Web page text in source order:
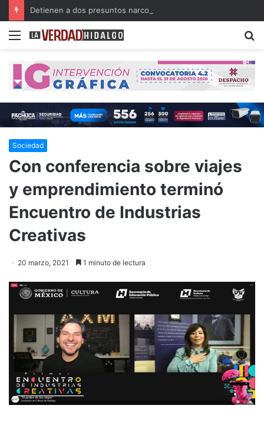
Menu
Sociedad
Con conferencia sobre viajes
y emprendimiento terminó
Encuentro de Industrias
Creativas
20 marzo, 2021 1 minuto de lectura